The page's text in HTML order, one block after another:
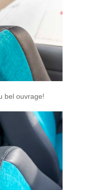
bel ouvrage!